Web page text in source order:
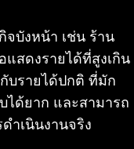
บังหน้า เช่น ร้าน
แสดงรายได้ที่สูงเกิน
บรายได้ปกติ ที่มัก
ได้ยาก และสามารถ
ำเนินงานจริง